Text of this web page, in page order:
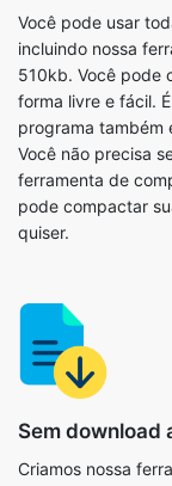
programa também
Você não precisa
ferramenta de
pode compactar
quiser.
Sem download
Criamos nossa
510kb
de instalar nenhum
lo sempre que